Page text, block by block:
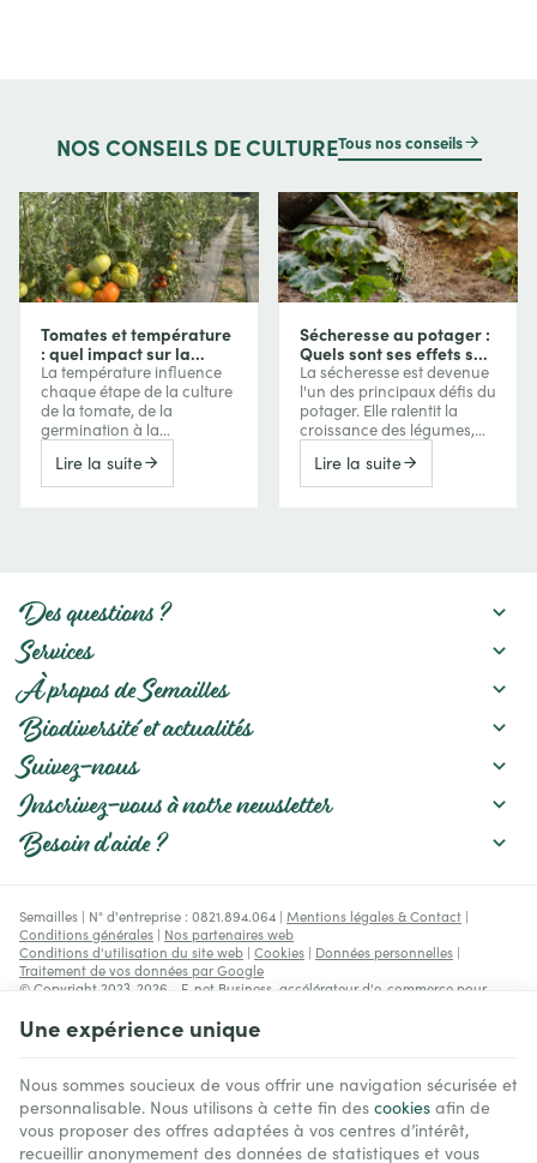
NOS CONSEILS DE CULTURETous nos conseils
Tomates et température
: quel impact sur la
croissance, la floraison
et les fruits ?
La température influence
chaque étape de la culture
de la tomate, de la
germination à la
de froid ralentit la
croissance, tandis que les
permet de mieux
interpréter les réactions de
vos plants et d’adapter
votre conduite au fil de la
saison.
Lire la suite
Sécheresse au potager :
Quels sont ses effets sur
vos cultures et comment
les protéger ?
La sécheresse est devenue
l'un des principaux défis du
potager. Elle ralentit la
croissance des légumes,
parfois l'amertume ou la
montée en graines, mais
Lire la suite
Des questions ?
Services
À propos de Semailles
Biodiversité et actualités
Suivez-nous
Inscrivez-vous à notre newsletter
Besoin d'aide ?
Semailles | N° d'entreprise : 0821.894.064 | Mentions légales & Contact |
Conditions générales | Nos partenaires web
Conditions d'utilisation du site web | Cookies | Données personnelles |
Traitement de vos données par Google
© Copyright 2023-2026 - E-net Business , accélérateur d'e-commerce pour
Une expérience unique
Nous sommes soucieux de vous offrir une navigation sécurisée et
personnalisable. Nous utilisons à cette fin des cookies afin de
vous proposer des offres adaptées à vos centres d’intérêt,
recueillir anonymement des données de statistiques et vous